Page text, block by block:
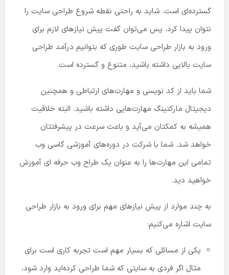
گسترده‌ای است. شاید به راحتی نقطه شروع طراحی سایت را
نتوان پیدا کرد، پس می‌توان گفت پیش نیازهای لازم برای
ورود به بازار طراحی سایت طوری که بتوانیم درآمد طراحی
سایت بالایی داشته باشید، متنوع و گسترده است.
شما باید از کد نویسی و مهارت‌های ارتباطی و همچنین
دیجیتال مارکتینگ مهارت‌هایی داشته باشید. البته خلاقیت
همیشه به کمکتان می‌آید و باعث سرعت در پیشرفتتان
خواهد شد. شما با شرکت در دوره‌های آموزشی گاسی وب
تمامی این مهارت‌ها را به عنوان یک طراح وب حرفه ای آموزش
خواهید دید.
به چند موارد از پیش نیازهای مهم برای ورود به بازار طراحی
سایت اشاره می‌کنیم:
یکی از مسائلی که بسیار مهم است تجربه کاری است برای
مثال اگر فردی به سایتی که شما طراحی کرده‌اید وارد شود،